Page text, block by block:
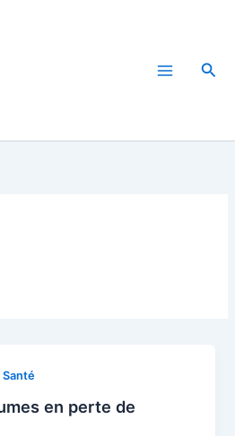
Santé
en perte de